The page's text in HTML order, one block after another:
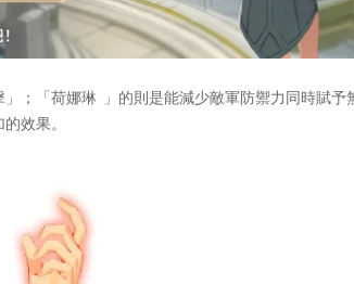
「荷娜琳 」的則是能減少敵軍防禦力同時賦予
效果。